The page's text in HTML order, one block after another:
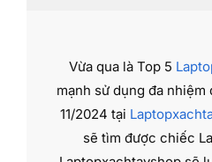
Vừa qua là Top 5
mạnh sử dụng đa nhiệm
11/2024 tại
sẽ tìm được chiếc